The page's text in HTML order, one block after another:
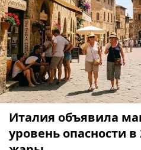
Италия объявила
уровень опасности в